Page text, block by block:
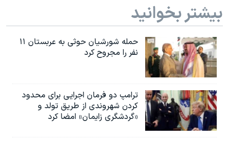
بیشتر بخوانید
حمله شورشیان حوثی به عربستان ۱۱
نفر را مجروح کرد
ترامپ دو فرمان اجرایی برای محدود
کردن شهروندی از طریق تولد و
«گردشگری زایمان» امضا کرد